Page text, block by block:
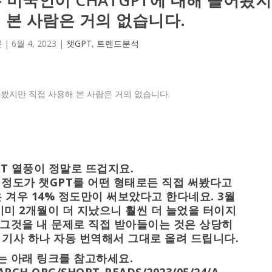
사람은 거의 없습니다.
| 6월 4, 2023 | 챗GPT, 트렌드분석
열풍이 정말로 뜨겁지요.
도가 챗GPT를 어떤 형태로든 직접 써봤다고
우 14% 정도만이 써보았다고 한다네요. 3월
2개월이 더 지났으니 훨씬 더 늘었을 터이지
것을 내 문제로 직접 받아들이는 것은 상당히
사 하나 자동 번역해서 그대로 올려 드립니다.
아래 링크를 참고하세요.